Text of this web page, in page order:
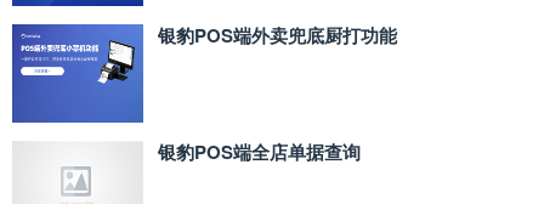
银豹POS端外卖兜底厨打功能
银豹POS端全店单据查询